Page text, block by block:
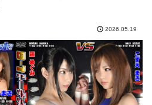
2026.05.19